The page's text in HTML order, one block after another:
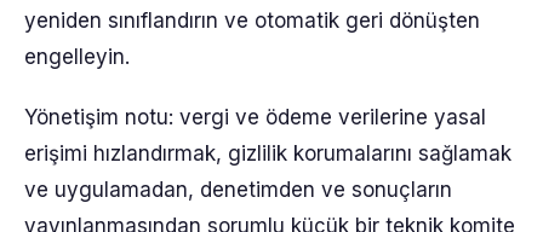
yeniden sınıflandırın ve otomatik geri dönüşten
engelleyin.
Yönetişim notu: vergi ve ödeme verilerine yasal
erişimi hızlandırmak, gizlilik korumalarını sağlamak
ve uygulamadan, denetimden ve sonuçların
yayınlanmasından sorumlu küçük bir teknik komite